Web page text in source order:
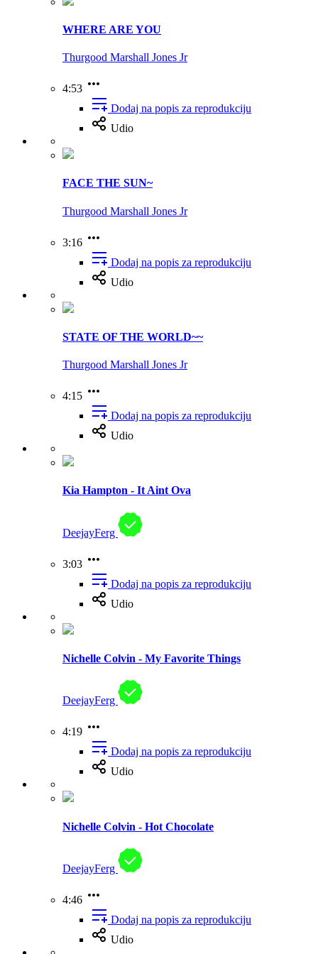
WHERE ARE YOU
Thurgood Marshall Jones Jr
4:53
Dodaj na popis za reprodukciju
Udio
FACE THE SUN~
Thurgood Marshall Jones Jr
3:16
Dodaj na popis za reprodukciju
Udio
STATE OF THE WORLD~~
Thurgood Marshall Jones Jr
4:15
Dodaj na popis za reprodukciju
Udio
Kia Hampton - It Aint Ova
DeejayFerg
3:03
Dodaj na popis za reprodukciju
Udio
Nichelle Colvin - My Favorite Things
DeejayFerg
4:19
Dodaj na popis za reprodukciju
Udio
Nichelle Colvin - Hot Chocolate
DeejayFerg
4:46
Dodaj na popis za reprodukciju
Udio